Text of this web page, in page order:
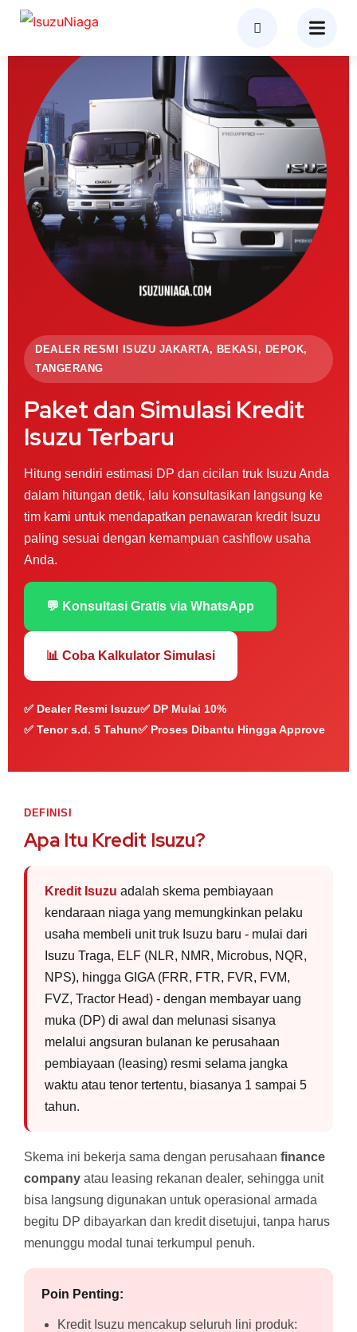
DEALER RESMI ISUZU JAKARTA, BEKASI, DEPOK,
TANGERANG
Paket dan Simulasi Kredit
Isuzu Terbaru
Hitung sendiri estimasi DP dan cicilan truk Isuzu Anda
dalam hitungan detik, lalu konsultasikan langsung ke
tim kami untuk mendapatkan penawaran kredit Isuzu
paling sesuai dengan kemampuan cashflow usaha
Anda.
💬 Konsultasi Gratis via WhatsApp
📊 Coba Kalkulator Simulasi
✅ Dealer Resmi Isuzu✅ DP Mulai 10%
✅ Tenor s.d. 5 Tahun✅ Proses Dibantu Hingga Approve
DEFINISI
Apa Itu Kredit Isuzu?
Kredit Isuzu adalah skema pembiayaan
kendaraan niaga yang memungkinkan pelaku
usaha membeli unit truk Isuzu baru - mulai dari
Isuzu Traga, ELF (NLR, NMR, Microbus, NQR,
NPS), hingga GIGA (FRR, FTR, FVR, FVM,
FVZ, Tractor Head) - dengan membayar uang
muka (DP) di awal dan melunasi sisanya
melalui angsuran bulanan ke perusahaan
pembiayaan (leasing) resmi selama jangka
waktu atau tenor tertentu, biasanya 1 sampai 5
tahun.
Skema ini bekerja sama dengan perusahaan finance
company atau leasing rekanan dealer, sehingga unit
bisa langsung digunakan untuk operasional armada
begitu DP dibayarkan dan kredit disetujui, tanpa harus
menunggu modal tunai terkumpul penuh.
Poin Penting:
Kredit Isuzu mencakup seluruh lini produk: